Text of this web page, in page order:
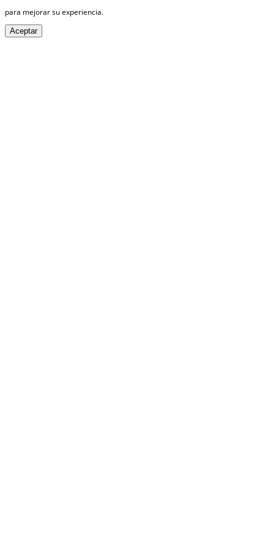
para mejorar su experiencia.
Aceptar